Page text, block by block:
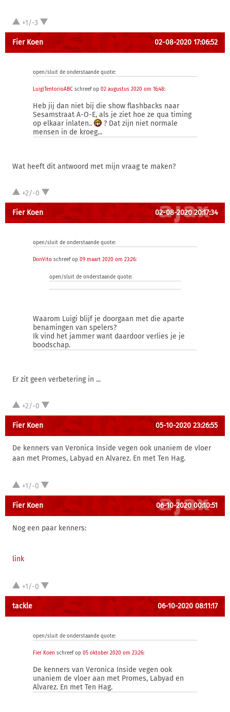
+1/-3
Fier Koen 02-08-2020 17:06:52
open/sluit de onderstaande quote:
LuigiTentorioABC schreef op 02 augustus 2020 om 16:48:
Heb jij dan niet bij die show flashbacks naar
Sesamstraat A-O-E, als je ziet hoe ze qua timing
op elkaar inlaten..
? Dat zijn niet normale
mensen in de kroeg...
Wat heeft dit antwoord met mijn vraag te maken?
+2/-0
Fier Koen 02-08-2020 20:17:34
open/sluit de onderstaande quote:
DonVito schreef op 09 maart 2020 om 23:26:
open/sluit de onderstaande quote:
Waarom Luigi blijf je doorgaan met die aparte
benamingen van spelers?
Ik vind het jammer want daardoor verlies je je
boodschap.
Er zit geen verbetering in ...
+2/-0
Fier Koen 05-10-2020 23:26:55
De kenners van Veronica Inside vegen ook unaniem de vloer
aan met Promes, Labyad en Alvarez. En met Ten Hag.
+1/-0
Fier Koen 06-10-2020 00:10:51
Nog een paar kenners:
link
+1/-0
tackle 06-10-2020 08:11:17
open/sluit de onderstaande quote:
Fier Koen schreef op 05 oktober 2020 om 23:26:
De kenners van Veronica Inside vegen ook
unaniem de vloer aan met Promes, Labyad en
Alvarez. En met Ten Hag.